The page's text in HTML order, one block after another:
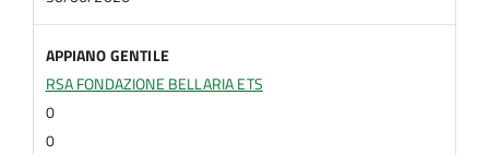
APPIANO GENTILE
RSA FONDAZIONE BELLARIA ETS
0
0